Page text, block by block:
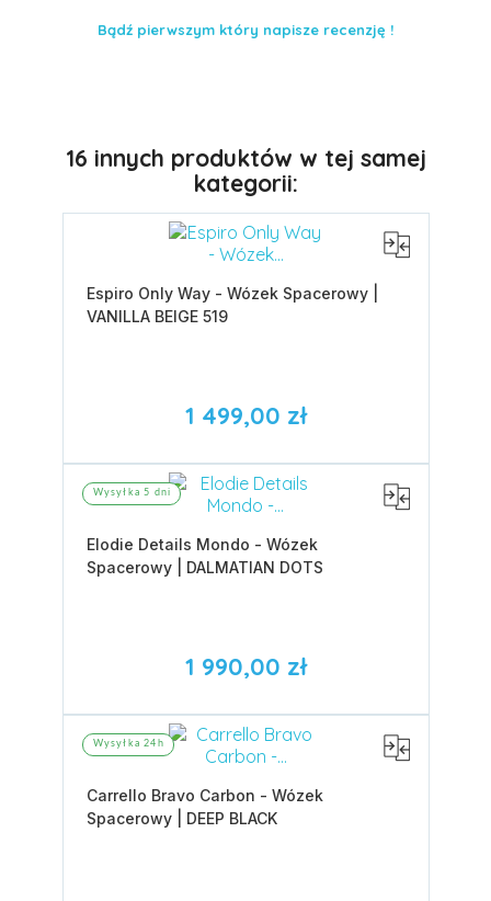
16 innych produktów w tej samej
kategorii:
Espiro Only Way - Wózek Spacerowy |
VANILLA BEIGE 519
1 499,00 zł
Wysyłka 5 dni
Elodie Details Mondo - Wózek
Spacerowy | DALMATIAN DOTS
1 990,00 zł
Wysyłka 24h
Carrello Bravo Carbon - Wózek
Spacerowy | DEEP BLACK
Bądź pierwszym który napisze recenzję !